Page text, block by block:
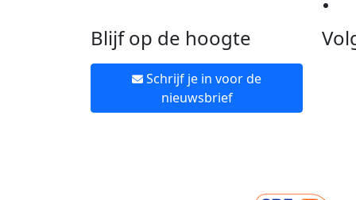
Blijf op de hoogte
Schrijf je in voor de
nieuwsbrief